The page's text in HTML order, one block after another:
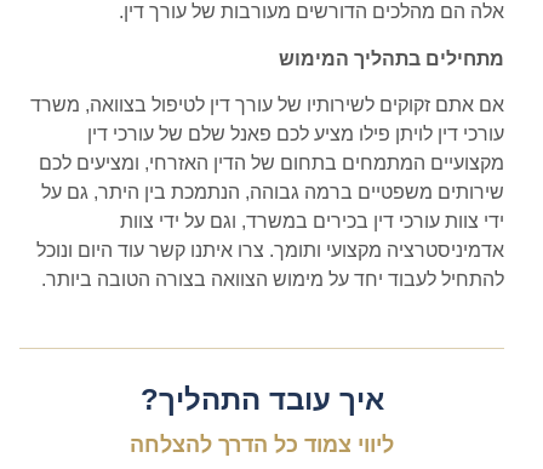
אלה הם מהלכים הדורשים מעורבות של עורך דין.
מתחילים בתהליך המימוש
אם אתם זקוקים לשירותיו של עורך דין לטיפול בצוואה, משרד
עורכי דין לויתן פילו מציע לכם פאנל שלם של עורכי דין
מקצועיים המתמחים בתחום של הדין האזרחי, ומציעים לכם
שירותים משפטיים ברמה גבוהה, הנתמכת בין היתר, גם על
ידי צוות עורכי דין בכירים במשרד, וגם על ידי צוות
אדמיניסטרציה מקצועי ותומך. צרו איתנו קשר עוד היום ונוכל
להתחיל לעבוד יחד על מימוש הצוואה בצורה הטובה ביותר.
איך עובד התהליך?
ליווי צמוד כל הדרך להצלחה